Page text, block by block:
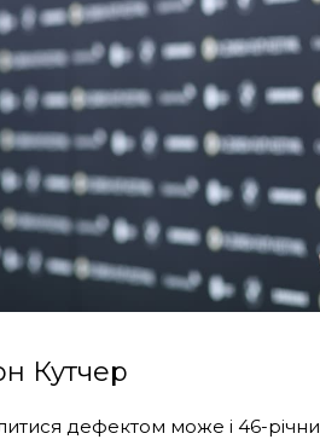
Кутчер
дефектом може і 46-